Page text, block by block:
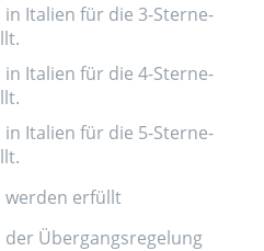
Italien für die 3-Sterne-
Italien für die 4-Sterne-
Italien für die 5-Sterne-
werden erfüllt
Übergangsregelung